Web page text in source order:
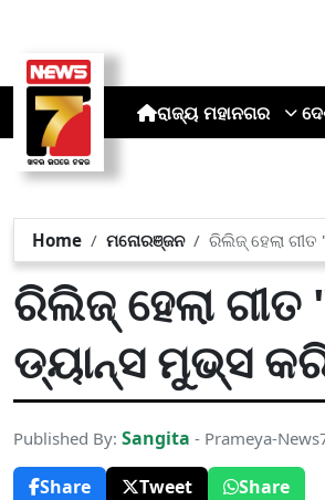
ରାଜ୍ୟ ମହାନଗର
Home ମନୋରଞ୍ଜନ ରିଲିଜ୍ ହେଲା ଗୀତ
ରିଲିଜ୍ ହେଲା ଗୀତ
ଡ୍ୟାନ୍ସ ମୁଭ୍ସ
Published By: Sangita - Prameya-
Share
Tweet Share